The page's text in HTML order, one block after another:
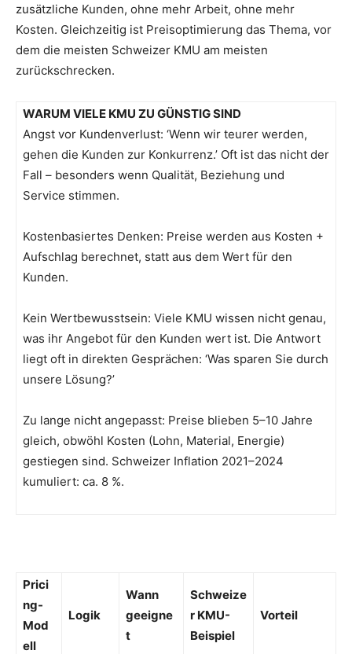
zusätzliche Kunden, ohne mehr Arbeit, ohne mehr
Kosten. Gleichzeitig ist Preisoptimierung das Thema, vor
dem die meisten Schweizer KMU am meisten
zurückschrecken.
WARUM VIELE KMU ZU GÜNSTIG SIND
Angst vor Kundenverlust: ‘Wenn wir teurer werden,
gehen die Kunden zur Konkurrenz.’ Oft ist das nicht der
Fall – besonders wenn Qualität, Beziehung und
Service stimmen.
Kostenbasiertes Denken: Preise werden aus Kosten +
Aufschlag berechnet, statt aus dem Wert für den
Kunden.
Kein Wertbewusstsein: Viele KMU wissen nicht genau,
was ihr Angebot für den Kunden wert ist. Die Antwort
liegt oft in direkten Gesprächen: ‘Was sparen Sie durch
unsere Lösung?’
Zu lange nicht angepasst: Preise blieben 5–10 Jahre
gleich, obwöhl Kosten (Lohn, Material, Energie)
gestiegen sind. Schweizer Inflation 2021–2024
kumuliert: ca. 8 %.
Prici
ng-
Mod
ell
Logik
Wann
geeigne
t
Schweize
r KMU-
Beispiel
Vorteil